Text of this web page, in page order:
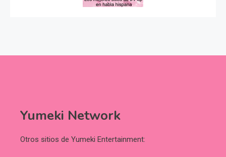
Yumeki Network
Otros sitios de Yumeki Entertainment: